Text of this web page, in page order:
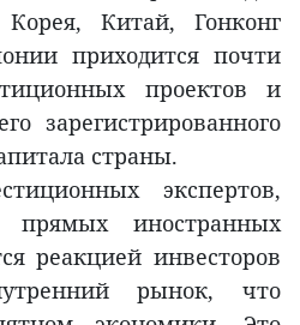
Китай, Гонконг
приходится почти
проектов и
зарегистрированного
страны.
экспертов,
прямых иностранных
реакцией инвесторов
рынок, что